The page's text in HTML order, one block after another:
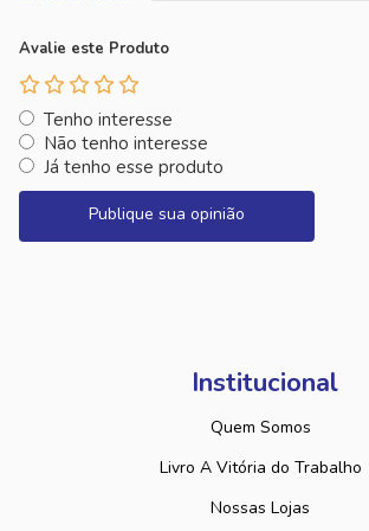
Avalie este Produto
Tenho interesse
Não tenho interesse
Já tenho esse produto
Publique sua opinião
Institucional
Quem Somos
Livro A Vitória do Trabalho
Nossas Lojas